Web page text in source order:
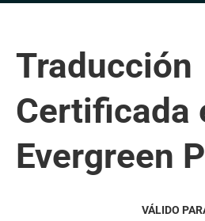
Traducción
Certificada
Evergreen
VÁLIDO